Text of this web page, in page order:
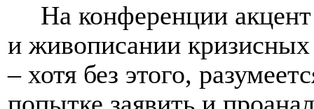
На конференции
и живописании
– хотя без этого,